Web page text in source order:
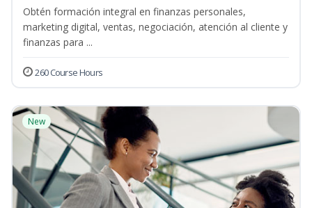
Obtén formación integral en finanzas personales,
marketing digital, ventas, negociación, atención al cliente y
finanzas para ...
260 Course Hours
New